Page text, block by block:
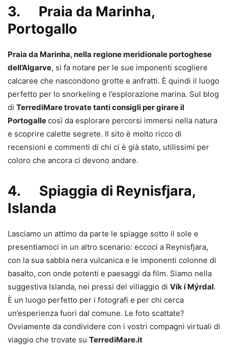
3. Praia da Marinha,
Portogallo
Praia da Marinha, nella regione meridionale portoghese
dell’Algarve, si fa notare per le sue imponenti scogliere
calcaree che nascondono grotte e anfratti. È quindi il luogo
perfetto per lo snorkeling e l’esplorazione marina. Sul blog
di TerrediMare trovate tanti consigli per girare il
Portogallecosì da esplorare percorsi immersi nella natura
e scoprire calette segrete. Il sito è molto ricco di
recensioni e commenti di chi ci è già stato, utilissimi per
coloro che ancora ci devono andare.
4. Spiaggia di Reynisfjara,
Islanda
Lasciamo un attimo da parte le spiagge sotto il sole e
presentiamoci in un altro scenario: eccoci a Reynisfjara,
con la sua sabbia nera vulcanica e le imponenti colonne di
basalto, con onde potenti e paesaggi da film. Siamo nella
suggestiva Islanda, nei pressi del villaggio di Vík í Mýrdal.
È un luogo perfetto per i fotografi e per chi cerca
un’esperienza fuori dal comune. Le foto scattate?
Ovviamente da condividere con i vostri compagni virtuali di
viaggio che trovate su TerrediMare.it